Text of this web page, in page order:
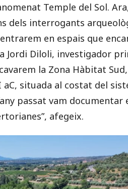
Temple del Sol.
dels interrogants
en espais que
Jordi Diloli, investigador
la Zona Hàbitat
situada al costat del
passat vam documentar
afegeix.